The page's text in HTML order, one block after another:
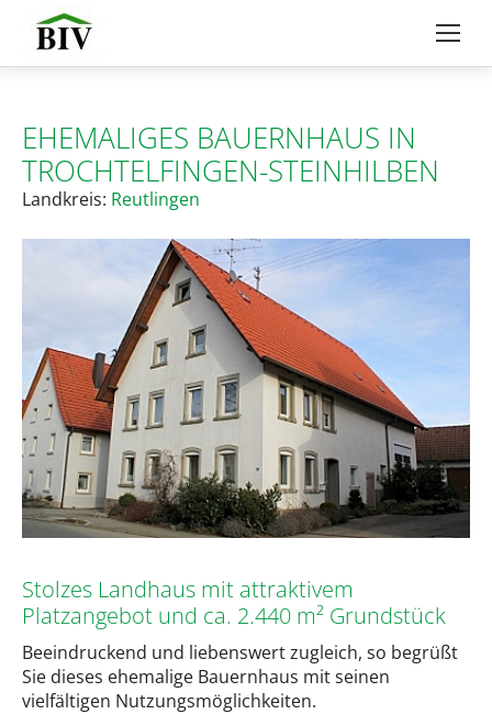
EHEMALIGES BAUERNHAUS IN
TROCHTELFINGEN-STEINHILBEN
Landkreis: Reutlingen
Stolzes Landhaus mit attraktivem
Platzangebot und ca. 2.440 m² Grundstück
Beeindruckend und liebenswert zugleich, so begrüßt
Sie dieses ehemalige Bauernhaus mit seinen
vielfältigen Nutzungsmöglichkeiten.